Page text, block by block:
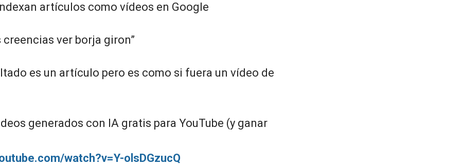
artículos como vídeos en Google
creencias ver borja giron”
es un artículo pero es como si fuera un vídeo de
generados con IA gratis para YouTube (y ganar
watch?v=Y-olsDGzucQ